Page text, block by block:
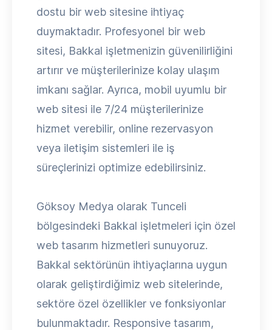
dostu bir web sitesine ihtiyaç
duymaktadır. Profesyonel bir web
sitesi, Bakkal işletmenizin güvenilirliğini
artırır ve müşterilerinize kolay ulaşım
imkanı sağlar. Ayrıca, mobil uyumlu bir
web sitesi ile 7/24 müşterilerinize
hizmet verebilir, online rezervasyon
veya iletişim sistemleri ile iş
süreçlerinizi optimize edebilirsiniz.
Göksoy Medya olarak Tunceli
bölgesindeki Bakkal işletmeleri için özel
web tasarım hizmetleri sunuyoruz.
Bakkal sektörünün ihtiyaçlarına uygun
olarak geliştirdiğimiz web sitelerinde,
sektöre özel özellikler ve fonksiyonlar
bulunmaktadır. Responsive tasarım,